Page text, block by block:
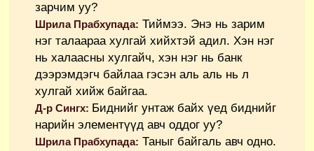
зарчим уу?
Шрила Прабхупада: Тиймээ. Энэ нь зарим
нэг талаараа хулгай хийхтэй адил. Хэн нэг
нь халаасны хулгайч, хэн нэг нь банк
дээрэмдэгч байлаа гэсэн аль аль нь л
хулгай хийж байгаа.
Д-р Сингх: Биднийг унтаж байх үед биднийг
нарийн элементүүд авч оддог уу?
Шрила Прабхупада: Таныг байгаль авч одно.